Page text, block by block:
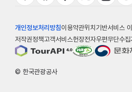
개인정보처리방침이용약관위치기반서비스
저작권정책고객서비스헌장전자우편무단수집
© 한국관광공사